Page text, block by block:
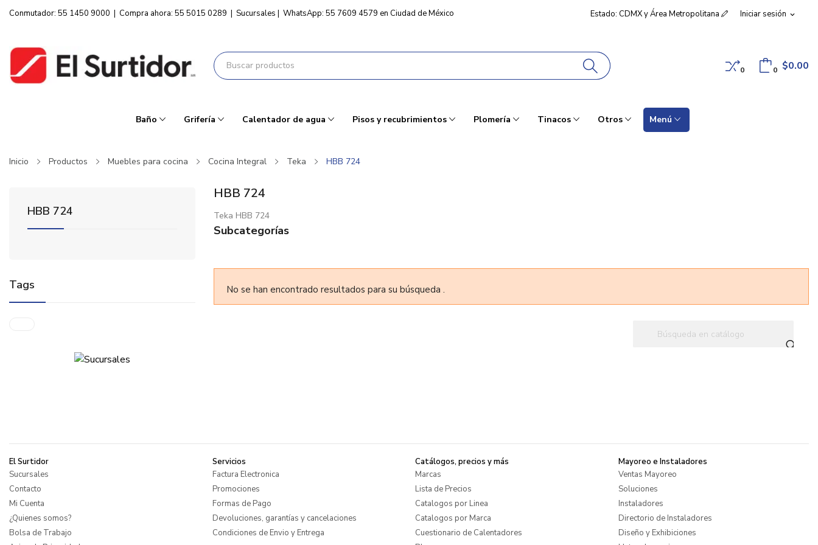
Iniciar sesión expand_more
Conmutador: 55 1450 9000 | Compra ahora: 55 5015 0289 | Sucursales | WhatsApp: 55 7609 4579 en Ciudad de México Estado: CDMX y Área Metropolitana
0 $0.00
0
Baño Grifería Calentador de agua Pisos y recubrimientos Plomería Tinacos Otros Menú
Inicio Productos Muebles para cocina Cocina Integral Teka HBB 724
HBB 724
Tags
HBB 724
Teka HBB 724
Subcategorías
No se han encontrado resultados para su búsqueda .
El Surtidor
Sucursales
Contacto
Mi Cuenta
¿Quienes somos?
Bolsa de Trabajo
Servicios
Factura Electronica
Promociones
Formas de Pago
Devoluciones, garantías y cancelaciones
Condiciones de Envio y Entrega
Catálogos, precios y más
Marcas
Lista de Precios
Catalogos por Linea
Catalogos por Marca
Cuestionario de Calentadores
Mayoreo e Instaladores
Ventas Mayoreo
Soluciones
Instaladores
Directorio de Instaladores
Diseño y Exhibiciones